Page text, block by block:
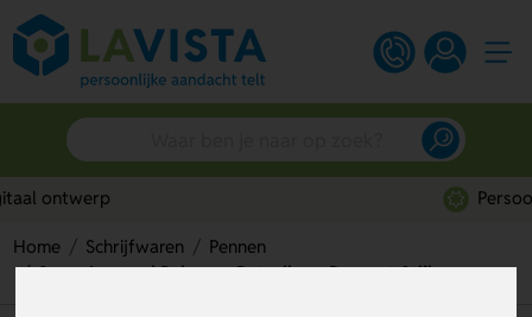
Home Schrijfwaren
Pennen
Snow Leopard Balpen – Betaalbare Pen met Stijl